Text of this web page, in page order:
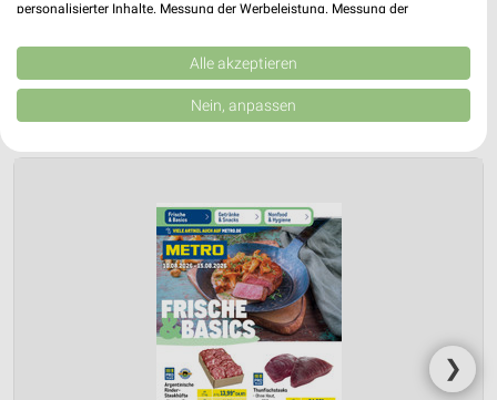
Jetzt alle "Fleisch & Wurst" Themen entdecken!
❯
personalisierter Inhalte. Messung der Werbeleistung. Messung der
Kombinationen von Daten aus verschiedenen Quellen. Entwicklung und
Verbesserung der Angebote. Verwendung reduzierter Daten zur Auswahl
von Inhalten.
Daten können außerhalb der Europäischen Union weitergegeben und in die
USA gesendet werden.
Website/App.
Wir nutzen Ihre Daten für folgende Zwecke:
IAB-Verarbeitungszwecke:
Speichern von oder Zugriff auf Informationen
auf einem Endgerät
Verwendung reduzierter Daten zur Auswahl von
Alle akzeptieren
Nein, anpassen